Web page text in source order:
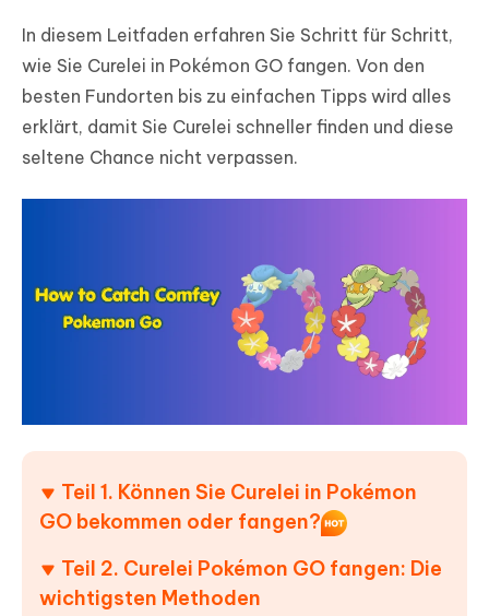
In diesem Leitfaden erfahren Sie Schritt für Schritt,
wie Sie Curelei in Pokémon GO fangen. Von den
besten Fundorten bis zu einfachen Tipps wird alles
erklärt, damit Sie Curelei schneller finden und diese
seltene Chance nicht verpassen.
Teil 1. Können Sie Curelei in Pokémon
GO bekommen oder fangen?
Teil 2. Curelei Pokémon GO fangen: Die
wichtigsten Methoden